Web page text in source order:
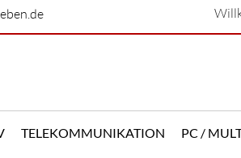
TELEKOMMUNIKATION PC /